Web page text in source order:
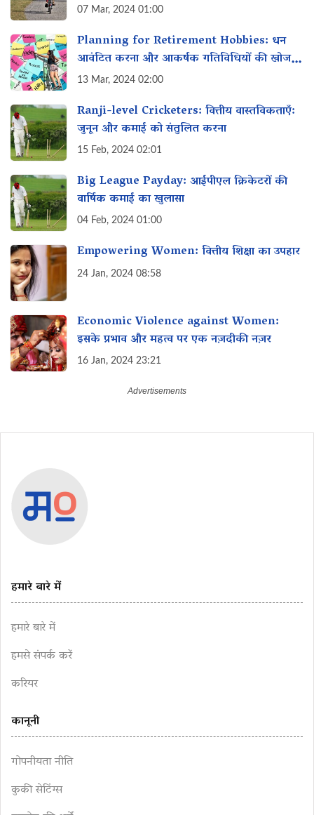
07 Mar, 2024 01:00
Planning for Retirement Hobbies: धन
आवंटित करना और आकर्षक गतिविधियों की खोज
करना
13 Mar, 2024 02:00
Ranji-level Cricketers: वित्तीय वास्तविकताएँ:
जुनून और कमाई को संतुलित करना
15 Feb, 2024 02:01
Big League Payday: आईपीएल क्रिकेटरों की
वार्षिक कमाई का खुलासा
04 Feb, 2024 01:00
Empowering Women: वित्तीय शिक्षा का उपहार
24 Jan, 2024 08:58
Economic Violence against Women:
इसके प्रभाव और महत्व पर एक नज़दीकी नज़र
16 Jan, 2024 23:21
हमारे बारे में
हमारे बारे में
हमसे संपर्क करें
करियर
कानूनी
गोपनीयता नीति
कुकी सेटिंग्स